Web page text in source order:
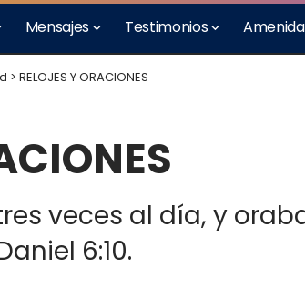
Mensajes Testimonios
> RELOJES Y ORACIONES
veces al día, y
6:10.